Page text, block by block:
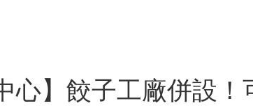
心】餃子工廠併設！